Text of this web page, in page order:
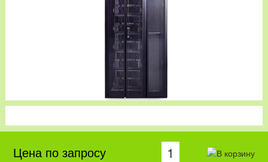
Цена по запросу